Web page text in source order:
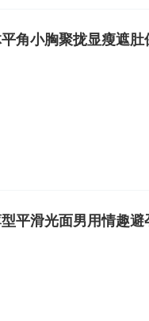
角小胸聚拢显瘦遮
平滑光面男用情趣避